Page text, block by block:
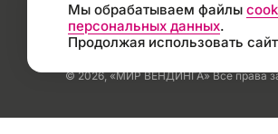
Мы обрабатываем файлы
персональных данных.
Продолжая использовать
© 2026, «МИР ВЕНДИНГА» Все права